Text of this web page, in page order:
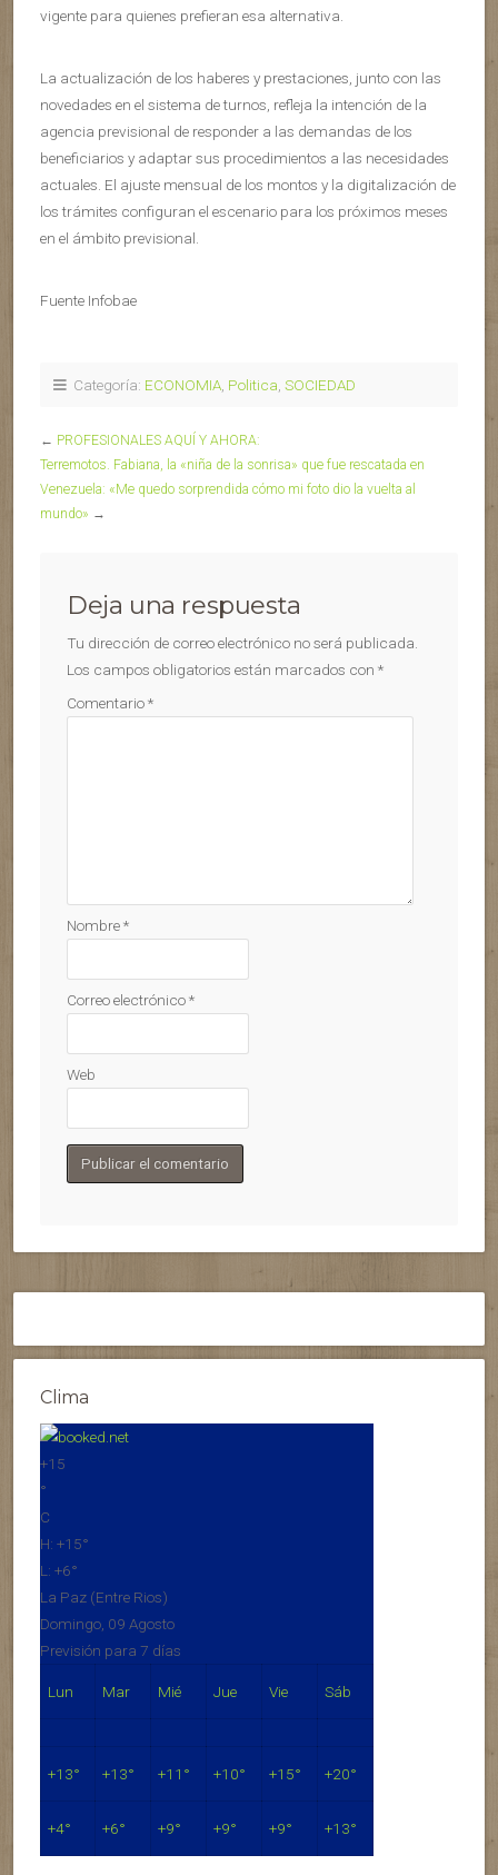
vigente para quienes prefieran esa alternativa.
La actualización de los haberes y prestaciones, junto con las
novedades en el sistema de turnos, refleja la intención de la
agencia previsional de responder a las demandas de los
beneficiarios y adaptar sus procedimientos a las necesidades
actuales. El ajuste mensual de los montos y la digitalización de
los trámites configuran el escenario para los próximos meses
en el ámbito previsional.
Fuente Infobae
Categoría: ECONOMIA Politica SOCIEDAD
← PROFESIONALES AQUÍ Y AHORA:
Terremotos. Fabiana, la «niña de la sonrisa» que fue rescatada en
Venezuela: «Me quedo sorprendida cómo mi foto dio la vuelta al
mundo» →
Deja una respuesta
Tu dirección de correo electrónico no será publicada.
Los campos obligatorios están marcados con *
Comentario*
Nombre*
Correo electrónico*
Web
Clima
+15
°
C
H: +15°
L: +6°
La Paz (Entre Rios)
Domingo, 09 Agosto
Previsión para 7 días
Lun Mar Mié Jue Vie Sáb
+13° +13° +11° +10° +15° +20°
+4° +6° +9° +9° +9° +13°